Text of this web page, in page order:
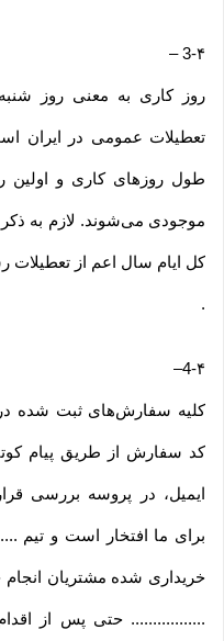
3-۴–
روز کاری به معنی روز
تعطیلات عمومی در ایران
طول روزهای کاری و اولین
موجودی می‌‏شوند. لازم به
کل ایام سال اعم از تعطیلات
.
4-۴–
کلیه سفارش‌‏های ثبت شده
کد سفارش از طریق پیام
ایمیل، در پروسه بررسی
برای ما افتخار است و تیم
خریداری شده مشتریان انجام
................. حتی پس از